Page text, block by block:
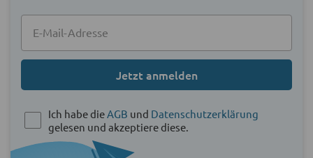
Jetzt anmelden
Ich habe die AGB und Datenschutzerklärung
gelesen und akzeptiere diese.